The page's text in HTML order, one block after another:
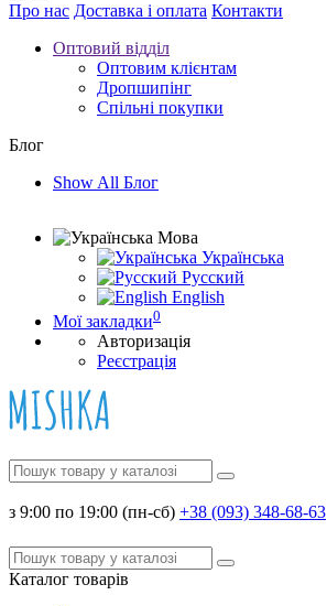
Про нас Доставка і оплата Контакти
Оптовий відділ
Оптовим клієнтам
Дропшипінг
Спільні покупки
Блог
Show All Блог
Мова
Українська
Русский
English
Мої закладки0
Авторизація
Реєстрація
з 9:00 по 19:00 (пн-сб) +38 (093) 348-68-63
Каталог товарів